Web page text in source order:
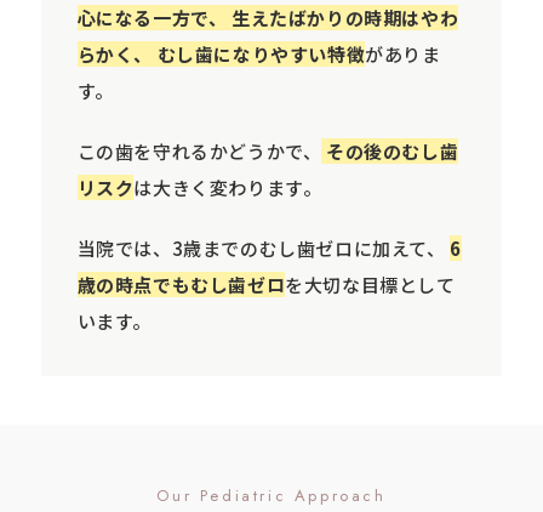
心になる一方で、 生えたばかりの時期はやわ
らかく、 むし歯になりやすい特徴がありま
す。
この歯を守れるかどうかで、
その後のむし歯
リスクは大きく変わります。
当院では、3歳までのむし歯ゼロに加えて、 6
歳の時点でもむし歯ゼロを大切な目標として
います。
Our Pediatric Approach